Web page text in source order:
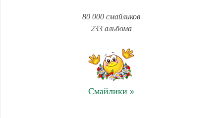
80 000 смайликов
233 альбома
Смайлики »